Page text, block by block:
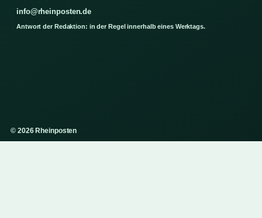
info@rheinposten.de
Antwort der Redaktion: in der Regel innerhalb eines Werktags.
© 2026 Rheinposten